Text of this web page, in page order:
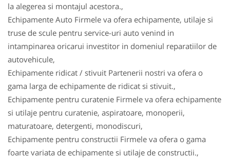
la alegerea si montajul acestora.,
Echipamente Auto Firmele va ofera echipamente, utilaje si
truse de scule pentru service-uri auto venind in
intampinarea oricarui investitor in domeniul reparatiilor de
autovehicule,
Echipamente ridicat / stivuit Partenerii nostri va ofera o
gama larga de echipamente de ridicat si stivuit.,
Echipamente pentru curatenie Firmele va ofera echipamente
si utilaje pentru curatenie, aspiratoare, monoperii,
maturatoare, detergenti, monodiscuri,
Echipamente pentru constructii Firmele va ofera o gama
foarte variata de echipamente si utilaje de constructii.,